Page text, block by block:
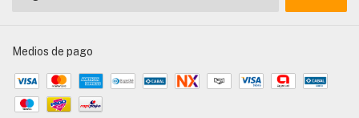
Medios de pago